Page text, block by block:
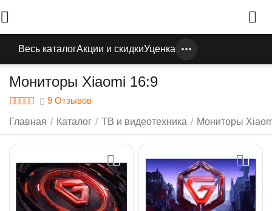
Весь каталогАкции и скидкиУценка
Мониторы Xiaomi 16:9
9 Отзывов
Главная / Каталог / ТВ и видеотехника / Мониторы